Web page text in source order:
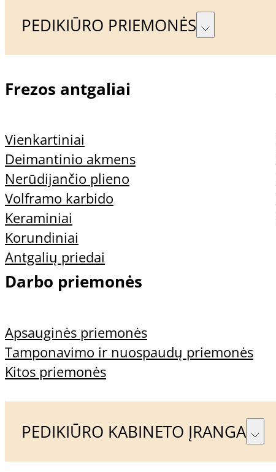
PEDIKIŪRO PRIEMONĖS
Frezos antgaliai
Vienkartiniai
Deimantinio akmens
Nerūdijančio plieno
Volframo karbido
Keraminiai
Korundiniai
Antgalių priedai
Darbo priemonės
Apsauginės priemonės
Tamponavimo ir nuospaudų priemonės
Kitos priemonės
PEDIKIŪRO KABINETO ĮRANGA
Papildoma informacija